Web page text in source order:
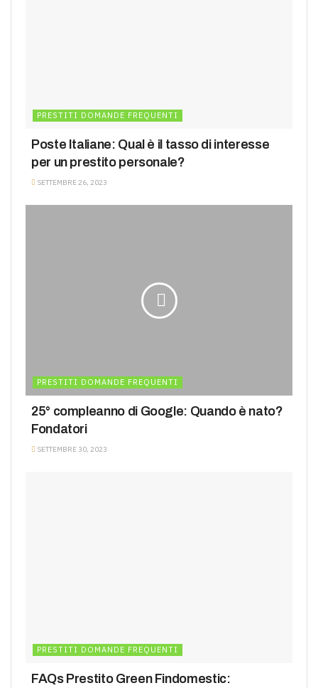
PRESTITI DOMANDE FREQUENTI
Poste Italiane: Qual è il tasso di interesse
per un prestito personale?
SETTEMBRE 26, 2023
PRESTITI DOMANDE FREQUENTI
25° compleanno di Google: Quando è nato?
Fondatori
SETTEMBRE 30, 2023
PRESTITI DOMANDE FREQUENTI
FAQs Prestito Green Findomestic: